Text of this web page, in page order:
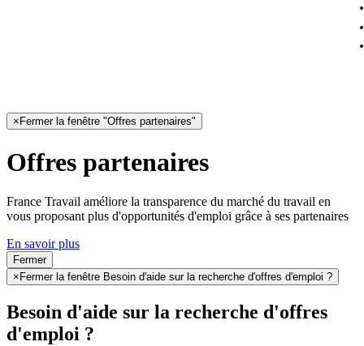
× Fermer la fenêtre "Offres partenaires"
Offres partenaires
France Travail améliore la transparence du marché du travail en
vous proposant plus d'opportunités d'emploi grâce à ses partenaires
En savoir plus
Fermer
× Fermer la fenêtre Besoin d'aide sur la recherche d'offres d'emploi ?
Besoin d'aide sur la recherche d'offres
d'emploi ?